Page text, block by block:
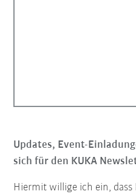
Updates, Event-
sich für den KUKA
Hiermit willige ich ein,